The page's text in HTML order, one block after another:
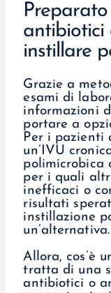
antibiotici
instillare
Grazie a
esami di
informazioni
portare a
Per i pazienti
un’IVU
polimicrobica
per i quali
inefficaci o
risultati
instillazione
un’alternativa.
Allora, cos’è
tratta di una
antibiotici o